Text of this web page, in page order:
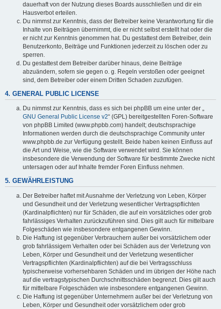
dauerhaft von der Nutzung dieses Boards ausschließen und dir ein
Hausverbot erteilen.
Du nimmst zur Kenntnis, dass der Betreiber keine Verantwortung für die
Inhalte von Beiträgen übernimmt, die er nicht selbst erstellt hat oder die
er nicht zur Kenntnis genommen hat. Du gestattest dem Betreiber, dein
Benutzerkonto, Beiträge und Funktionen jederzeit zu löschen oder zu
sperren.
Du gestattest dem Betreiber darüber hinaus, deine Beiträge
abzuändern, sofern sie gegen o. g. Regeln verstoßen oder geeignet
sind, dem Betreiber oder einem Dritten Schaden zuzufügen.
4. GENERAL PUBLIC LICENSE
Du nimmst zur Kenntnis, dass es sich bei phpBB um eine unter der „
GNU General Public License v2“ (GPL) bereitgestellten Foren-Software
von phpBB Limited (www.phpbb.com) handelt; deutschsprachige
Informationen werden durch die deutschsprachige Community unter
www.phpbb.de zur Verfügung gestellt. Beide haben keinen Einfluss auf
die Art und Weise, wie die Software verwendet wird. Sie können
insbesondere die Verwendung der Software für bestimmte Zwecke nicht
untersagen oder auf Inhalte fremder Foren Einfluss nehmen.
5. GEWÄHRLEISTUNG
Der Betreiber haftet mit Ausnahme der Verletzung von Leben, Körper
und Gesundheit und der Verletzung wesentlicher Vertragspflichten
(Kardinalpflichten) nur für Schäden, die auf ein vorsätzliches oder grob
fahrlässiges Verhalten zurückzuführen sind. Dies gilt auch für mittelbare
Folgeschäden wie insbesondere entgangenen Gewinn.
Die Haftung ist gegenüber Verbrauchern außer bei vorsätzlichem oder
grob fahrlässigem Verhalten oder bei Schäden aus der Verletzung von
Leben, Körper und Gesundheit und der Verletzung wesentlicher
Vertragspflichten (Kardinalpflichten) auf die bei Vertragsschluss
typischerweise vorhersehbaren Schäden und im übrigen der Höhe nach
auf die vertragstypischen Durchschnittsschäden begrenzt. Dies gilt auch
für mittelbare Folgeschäden wie insbesondere entgangenen Gewinn.
Die Haftung ist gegenüber Unternehmern außer bei der Verletzung von
Leben, Körper und Gesundheit oder vorsätzlichem oder grob